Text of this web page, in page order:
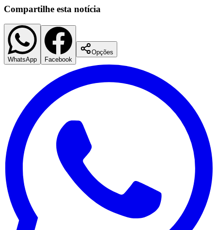
Flamengo
Compartilhe esta notícia
WhatsApp Facebook
Opções